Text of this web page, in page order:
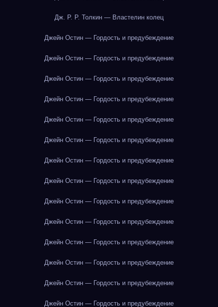
Дж. Р. Р. Толкин — Властелин колец
Джейн Остин — Гордость и предубеждение
Джейн Остин — Гордость и предубеждение
Джейн Остин — Гордость и предубеждение
Джейн Остин — Гордость и предубеждение
Джейн Остин — Гордость и предубеждение
Джейн Остин — Гордость и предубеждение
Джейн Остин — Гордость и предубеждение
Джейн Остин — Гордость и предубеждение
Джейн Остин — Гордость и предубеждение
Джейн Остин — Гордость и предубеждение
Джейн Остин — Гордость и предубеждение
Джейн Остин — Гордость и предубеждение
Джейн Остин — Гордость и предубеждение
Джейн Остин — Гордость и предубеждение